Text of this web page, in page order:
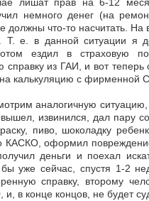
лишат прав на 6-12
немного денег (на
должны что-то насчитать.
Т. е. в данной ситуации я
ездил в страховую
справку из ГАИ, и вот
калькуляцию с фирменной
аналогичную
извинился, дал пару
пиво, шоколадку
КАСКО, оформил
деньги и поехал
бы уже сейчас, спустя 1-2
справку, второму
и, в конце концов, не будет